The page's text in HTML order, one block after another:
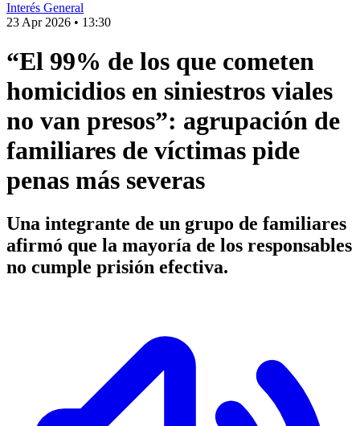
Interés General
23 Apr 2026 • 13:30
“El 99% de los que cometen
homicidios en siniestros viales
no van presos”: agrupación de
familiares de víctimas pide
penas más severas
Una integrante de un grupo de familiares
afirmó que la mayoría de los responsables
no cumple prisión efectiva.